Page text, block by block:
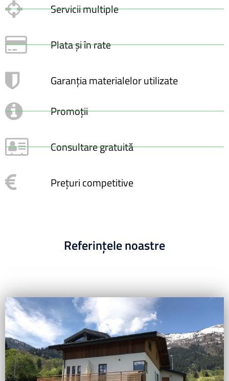
Servicii multiple
Plata și în rate
Garanția materialelor utilizate
Promoții
Consultare gratuită
Prețuri competitive
Referințele noastre